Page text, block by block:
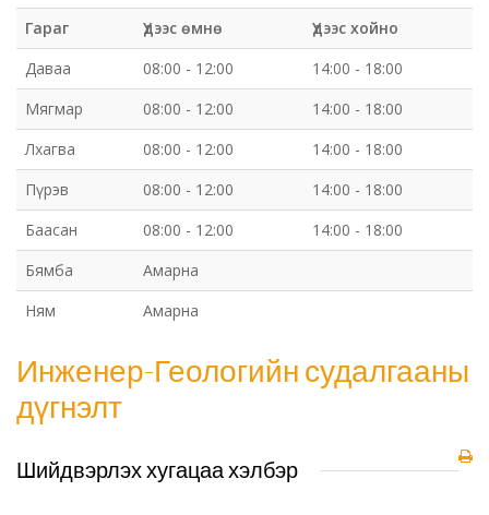
Гараг Үдээс өмнө
Үдээс хойно
Даваа
08:00 - 12:00
14:00 - 18:00
Мягмар
08:00 - 12:00
14:00 - 18:00
Лхагва
08:00 - 12:00
14:00 - 18:00
Пүрэв
08:00 - 12:00
14:00 - 18:00
Баасан
08:00 - 12:00
14:00 - 18:00
Бямба
Амарна
Ням
Амарна
Инженер-Геологийн судалгааны
дүгнэлт
Шийдвэрлэх хугацаа хэлбэр